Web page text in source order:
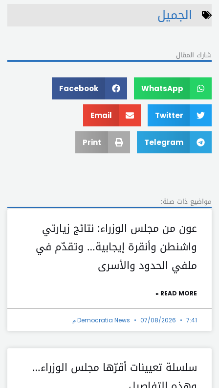
الجميل
شارك المقال
WhatsApp
Facebook
Twitter
Email
Telegram
Print
مواضيع ذات صلة:
عون من مجلس الوزراء: نتائج زيارتي
واشنطن وأنقرة إيجابية… وتقدّم في
ملفي الحدود والأسرى
READ MORE »
Democratia News 07/08/2026 7:41 م
سلسلة تعيينات أقرّها مجلس الوزراء…